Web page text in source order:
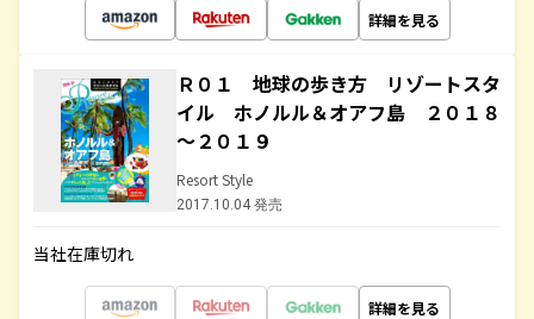
詳細を見る
Ｒ０１ 地球の歩き方 リゾートスタ
イル ホノルル＆オアフ島 ２０１８
～２０１９
Resort Style
2017.10.04 発売
当社在庫切れ
詳細を見る